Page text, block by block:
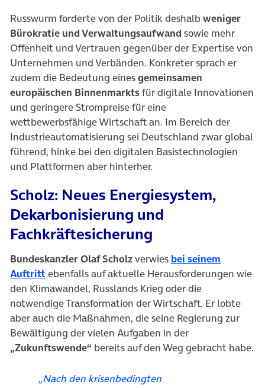
Russwurm forderte von der Politik deshalbweniger
Bürokratie und Verwaltungsaufwand sowie mehr
Offenheit und Vertrauen gegenüber der Expertise von
Unternehmen und Verbänden. Konkreter sprach er
zudem die Bedeutung einesgemeinsamen
europäischen Binnenmarktsfür digitale Innovationen
und geringere Strompreise für eine
wettbewerbsfähige Wirtschaft an. Im Bereich der
Industrieautomatisierung sei Deutschland zwar global
führend, hinke bei den digitalen Basistechnologien
und Plattformen aber hinterher.
Scholz: Neues Energiesystem,
Dekarbonisierung und
Fachkräftesicherung
Bundeskanzler Olaf Scholzverwies bei seinem
Auftritt (öffnet in neuem Tab)
ebenfalls auf aktuelle Herausforderungen wie
den Klimawandel, Russlands Krieg oder die
notwendige Transformation der Wirtschaft. Er lobte
aber auch die Maßnahmen, die seine Regierung zur
Bewältigung der vielen Aufgaben in der
„Zukunftswende“ bereits auf den Weg gebracht habe.
„Nach den krisenbedingten